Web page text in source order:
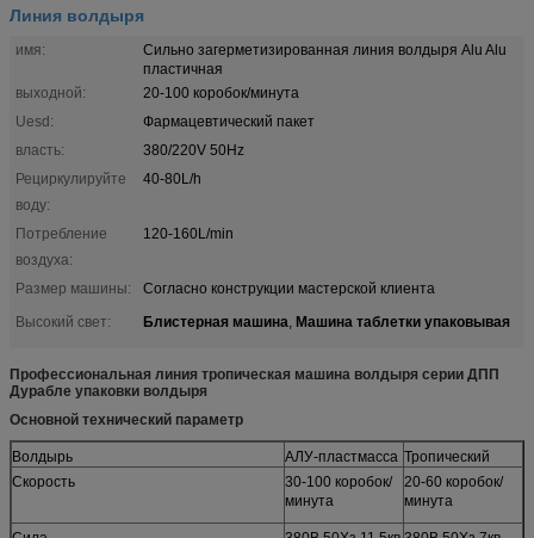
Линия волдыря
имя:
Сильно загерметизированная линия волдыря Alu Alu
пластичная
выходной:
20-100 коробок/минута
Uesd:
Фармацевтический пакет
власть:
380/220V 50Hz
Рециркулируйте
воду:
40-80L/h
Потребление
воздуха:
120-160L/min
Размер машины:
Согласно конструкции мастерской клиента
Высокий свет:
Блистерная машина, Машина таблетки упаковывая
Профессиональная линия тропическая машина волдыря серии ДПП
Дурабле упаковки волдыря
Основной технический параметр
Волдырь АЛУ-пластмасса Тропический
Скорость
30-100 коробок/
минута
20-60 коробок/
минута